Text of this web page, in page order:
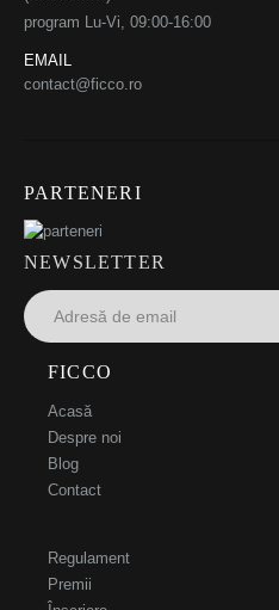
program Lu-Vi, 09:00-16:00
EMAIL
contact@ficco.ro
PARTENERI
NEWSLETTER
FICCO
Acasă
Despre noi
Blog
Contact
Regulament
Premii